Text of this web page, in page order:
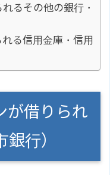
るその他の銀行・
る信用金庫・信用
が借りられ
行）